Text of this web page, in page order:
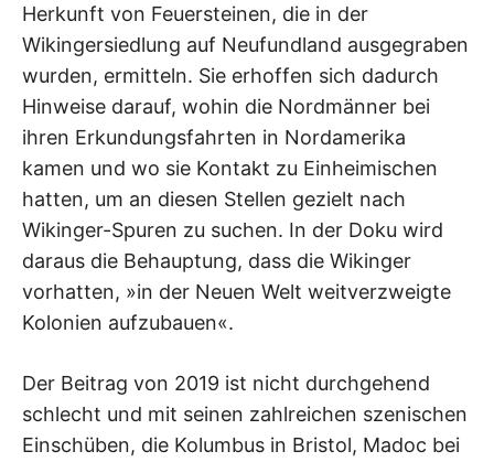
Herkunft von Feuersteinen, die in der
Wikingersiedlung auf Neufundland ausgegraben
wurden, ermitteln. Sie erhoffen sich dadurch
Hinweise darauf, wohin die Nordmänner bei
ihren Erkundungsfahrten in Nordamerika
kamen und wo sie Kontakt zu Einheimischen
hatten, um an diesen Stellen gezielt nach
Wikinger-Spuren zu suchen. In der Doku wird
daraus die Behauptung, dass die Wikinger
vorhatten, »in der Neuen Welt weitverzweigte
Kolonien aufzubauen«.
Der Beitrag von 2019 ist nicht durchgehend
schlecht und mit seinen zahlreichen szenischen
Einschüben, die Kolumbus in Bristol, Madoc bei